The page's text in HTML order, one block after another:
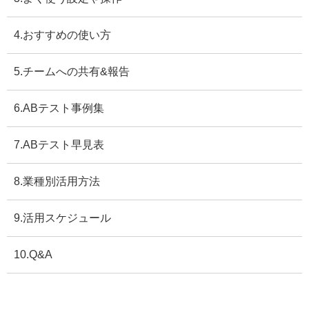
4.おすすめの使い方
5.チームへの共有&報告
6.ABテスト事例集
7.ABテスト早見表
8.業種別活用方法
9.活用スケジュール
10.Q&A